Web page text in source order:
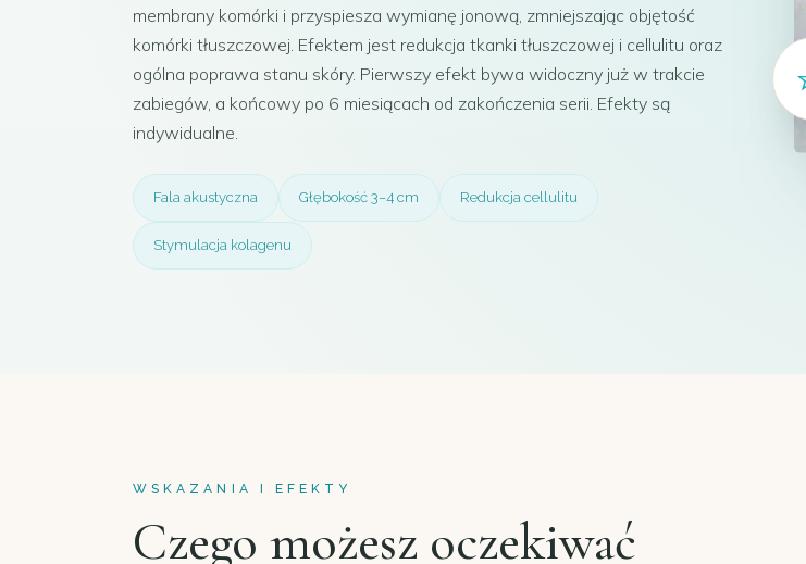
membrany komórki i przyspiesza wymianę jonową, zmniejszając objętość
komórki tłuszczowej. Efektem jest redukcja tkanki tłuszczowej i cellulitu oraz
ogólna poprawa stanu skóry. Pierwszy efekt bywa widoczny już w trakcie
zabiegów, a końcowy po 6 miesiącach od zakończenia serii. Efekty są
indywidualne.
Fala akustyczna Głębokość 3–4 cm Redukcja cellulitu
Stymulacja kolagenu
WSKAZANIA I EFEKTY
Czego możesz oczekiwać